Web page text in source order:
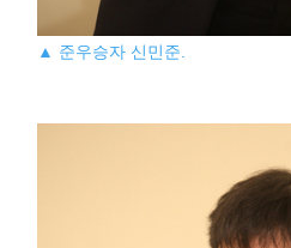
▲ 준우승자 신민준.